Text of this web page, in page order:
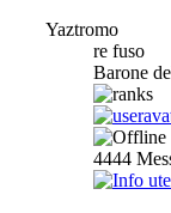
Yaztromo
re fuso
Barone
4444